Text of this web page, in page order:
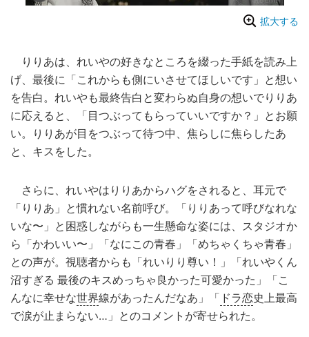
拡大する
りりあは、れいやの好きなところを綴った手紙を読み上
げ、最後に「これからも側にいさせてほしいです」と想い
を告白。れいやも最終告白と変わらぬ自身の想いでりりあ
に応えると、「目つぶってもらっていいですか？」とお願
い。りりあが目をつぶって待つ中、焦らしに焦らしたあ
と、キスをした。
さらに、れいやはりりあからハグをされると、耳元で
「りりあ」と慣れない名前呼び。「りりあって呼びなれな
いな〜」と困惑しながらも一生懸命な姿には、スタジオか
ら「かわいい〜」「なにこの青春」「めちゃくちゃ青春」
との声が。視聴者からも「れいりり尊い！」「れいやくん
沼すぎる 最後のキスめっちゃ良かった可愛かった」「こ
んなに幸せな世界線があったんだなあ」「 ドラ恋史上最高
で涙が止まらない…」とのコメントが寄せられた。